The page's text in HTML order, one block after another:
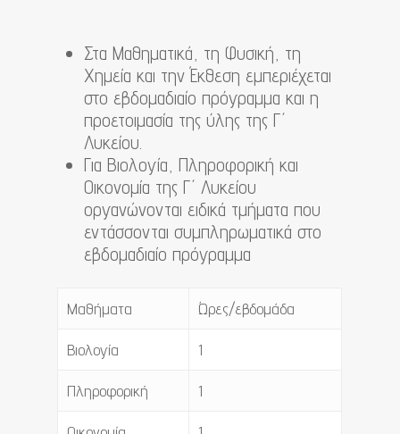
Στα Μαθηματικά, τη Φυσική, τη
Χημεία και την Έκθεση εμπεριέχεται
στο εβδομαδιαίο πρόγραμμα και η
προετοιμασία της ύλης της Γ΄
Λυκείου.
Για Βιολογία, Πληροφορική και
Οικονομία της Γ΄ Λυκείου
οργανώνονται ειδικά τμήματα που
εντάσσονται συμπληρωματικά στο
εβδομαδιαίο πρόγραμμα
Μαθήματα Ώρες/εβδομάδα
Βιολογία 1
Πληροφορική 1